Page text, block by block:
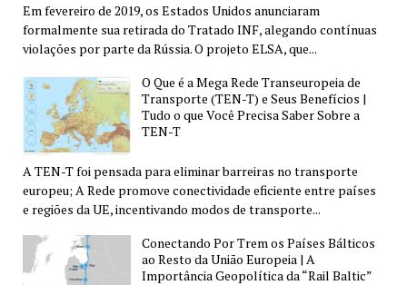
Em fevereiro de 2019, os Estados Unidos anunciaram
formalmente sua retirada do Tratado INF, alegando contínuas
violações por parte da Rússia. O projeto ELSA, que...
O Que é a Mega Rede Transeuropeia de
Transporte (TEN-T) e Seus Benefícios |
Tudo o que Você Precisa Saber Sobre a
TEN-T
A TEN-T foi pensada para eliminar barreiras no transporte
europeu; A Rede promove conectividade eficiente entre países
e regiões da UE, incentivando modos de transporte...
Conectando Por Trem os Países Bálticos
ao Resto da União Europeia | A
Importância Geopolítica da “Rail Baltic”